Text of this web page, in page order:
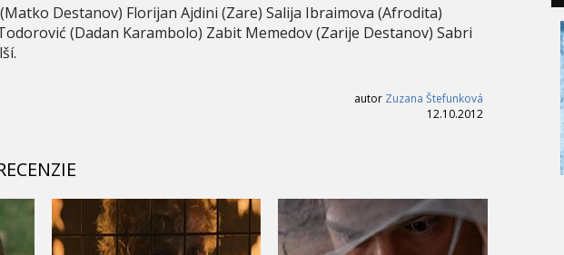
Destanov) Florijan Ajdini (Zare) Salija Ibraimova (Afrodita)
(Dadan Karambolo) Zabit Memedov (Zarije Destanov) Sabri
autor Zuzana Štefunková
12.10.2012